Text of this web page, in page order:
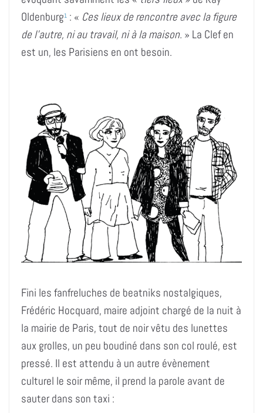
Oldenburg1 : « Ces lieux de rencontre avec la figure
de l’autre, ni au travail, ni à la maison. » La Clef en
est un, les Parisiens en ont besoin.
Fini les fanfreluches de beatniks nostalgiques,
Frédéric Hocquard, maire adjoint chargé de la nuit à
la mairie de Paris, tout de noir vêtu des lunettes
aux grolles, un peu boudiné dans son col roulé, est
pressé. Il est attendu à un autre évènement
culturel le soir même, il prend la parole avant de
sauter dans son taxi :